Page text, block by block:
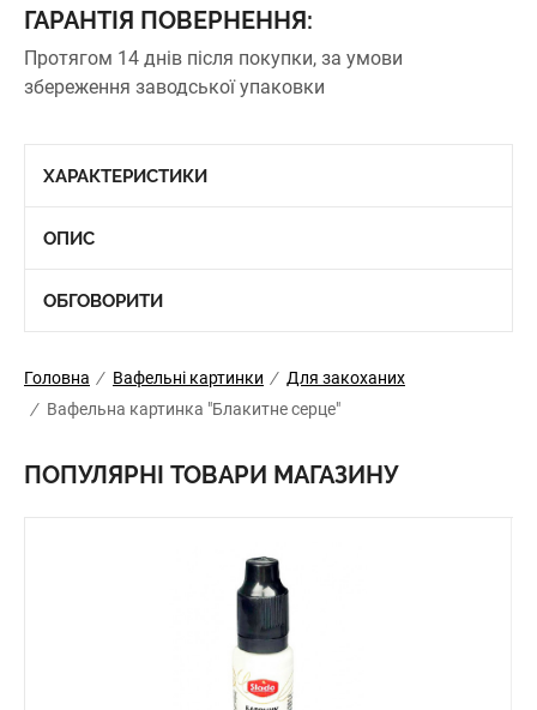
ГАРАНТІЯ ПОВЕРНЕННЯ:
Протягом 14 днів після покупки, за умови
збереження заводської упаковки
ХАРАКТЕРИСТИКИ
ОПИС
ОБГОВОРИТИ
Головна / Вафельні картинки / Для закоханих
/ Вафельна картинка "Блакитне серце"
ПОПУЛЯРНІ ТОВАРИ МАГАЗИНУ